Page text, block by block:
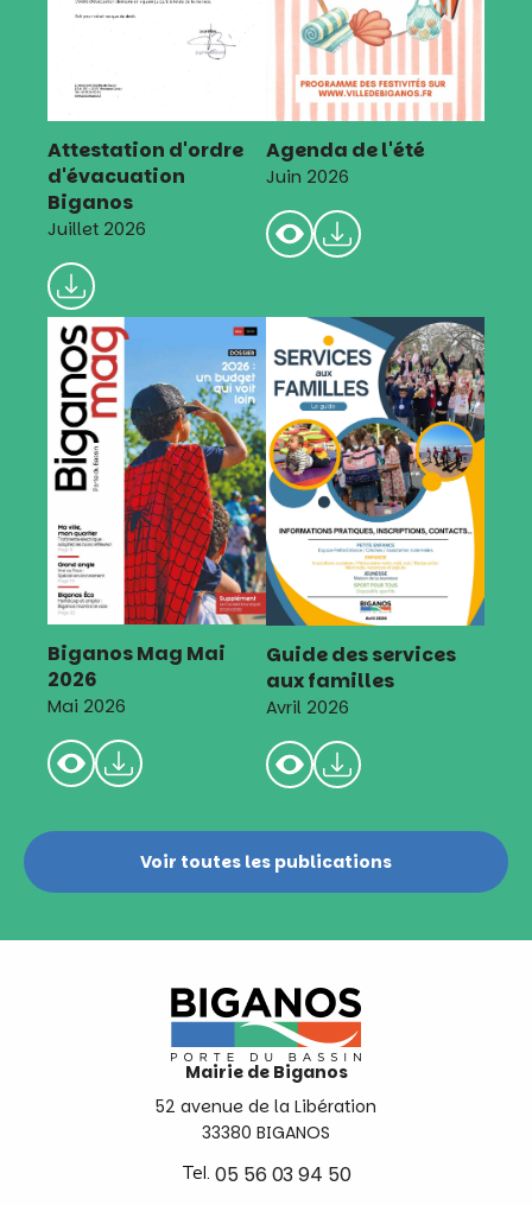
Attestation d'ordre
d'évacuation
Biganos
Juillet 2026
Agenda de l'été
Juin 2026
Biganos Mag Mai
2026
Mai 2026
Guide des services
aux familles
Avril 2026
Voir toutes les publications
Mairie de Biganos
52 avenue de la Libération
33380 BIGANOS
Tel. 05 56 03 94 50